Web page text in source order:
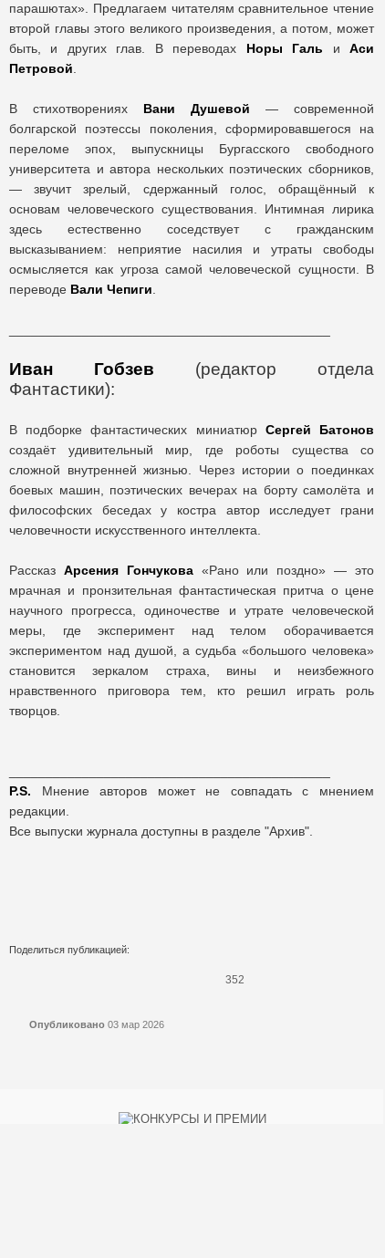
парашютах». Предлагаем читателям сравнительное чтение
второй главы этого великого произведения, а потом, может
быть, и других глав. В переводах Норы Галь иАси
Петровой
В стихотворениях Вани Душевой — современной
болгарской поэтессы поколения, сформировавшегося на
переломе эпох, выпускницы Бургасского свободного
университета и автора нескольких поэтических сборников,
— звучит зрелый, сдержанный голос, обращённый к
основам человеческого существования. Интимная лирика
здесь естественно соседствует с гражданским
высказыванием: неприятие насилия и утраты свободы
осмысляется как угроза самой человеческой сущности. В
переводе Вали Чепиги
Иван Гобзев (редактор отдела
Фантастики):
В подборке фантастических миниатюр Сергей Батонов
создаёт удивительный мир, где роботы существа со
сложной внутренней жизнью. Через истории о поединках
боевых машин, поэтических вечерах на борту самолёта и
философских беседах у костра автор исследует грани
человечности искусственного интеллекта.
Рассказ Арсения Гончукова«Рано или поздно» — это
мрачная и пронзительная фантастическая притча о цене
научного прогресса, одиночестве и утрате человеческой
меры, где эксперимент над телом оборачивается
экспериментом над душой, а судьба «большого человека»
становится зеркалом страха, вины и неизбежного
нравственного приговора тем, кто решил играть роль
творцов.
P.S. Мнение авторов может не совпадать с мнением
редакции.
Все выпуски журнала доступны в разделе "Архив".
Поделиться публикацией:
352
Опубликовано 03 мар 2026